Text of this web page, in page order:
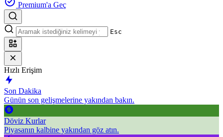
Premium'a Geç
Esc
Hızlı Erişim
Son Dakika
Günün son gelişmelerine yakından bakın.
Döviz Kurlar
Piyasanın kalbine yakından göz atın.